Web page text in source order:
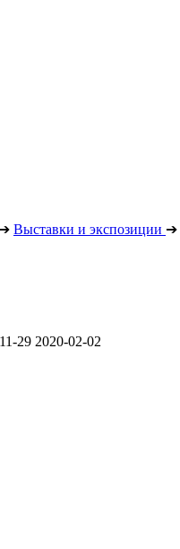
➔ Выставки и экспозиции ➔
29 2020-02-02